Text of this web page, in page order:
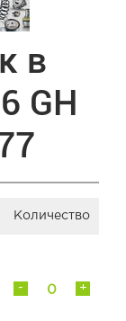
в
GH
Количество
+
-